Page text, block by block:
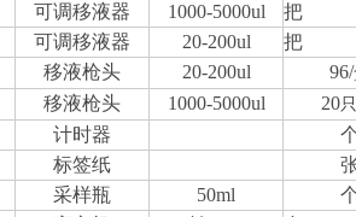
可调移液器 1000-5000ul 把
可调移液器 20-200ul 把
移液枪头 20-200ul 96/
移液枪头 1000-5000ul 20只
计时器
标签纸
采样瓶 50ml